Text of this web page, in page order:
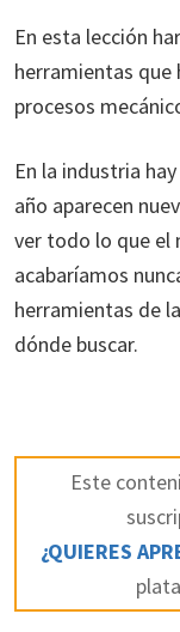
En esta lección
herramientas que
procesos
En la industria
año aparecen
ver todo lo que el
acabaríamos
herramientas de
dónde buscar.
Este
¿QUIERES